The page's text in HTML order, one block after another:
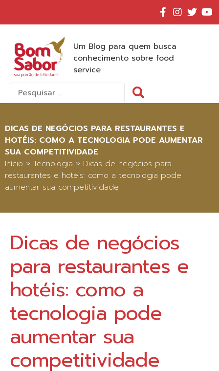
Um Blog para quem busca
conhecimento sobre food
service
Pesquisar
por:
DICAS DE NEGÓCIOS PARA RESTAURANTES E
HOTÉIS: COMO A TECNOLOGIA PODE AUMENTAR
SUA COMPETITIVIDADE
Início » Tecnologia » Dicas de negócios para
restaurantes e hotéis: como a tecnologia pode
aumentar sua competitividade
Dicas de negócios
para restaurantes e
hotéis: como a
tecnologia pode
aumentar sua
competitividade